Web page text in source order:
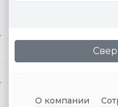
О компании